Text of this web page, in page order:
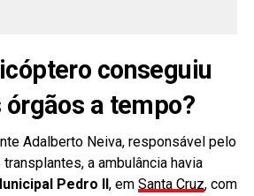
conseguiu
a tempo?
Adalberto Neiva, responsável pelo
a ambulância havia
Pedro II, em Santa Cruz, com